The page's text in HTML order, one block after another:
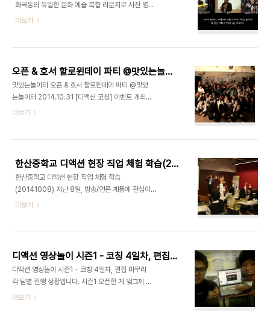
화곡동의 유일한 문화 예술 복합 라운지로 사진 영상
스튜디오, 강연, 파티, 다목적 공간대여가 가능한 곳
일한 문화예술복합라운지, 맛있는놀이터(디액션)사
진/영상 스튜디오ㅣ강연/세미나 ㅣ 파티/이벤트ㅣ기
타공간대여(문의) 070 8748 1031 /
www.deliciousaction.com
더보기
오픈 & 호서 할로윈데이 파티 @맛있는놀이터 2014.10.31
맛있는놀이터 오픈 & 호서 할로윈데이 파티 @맛있
는놀이터 2014.10.31 [디액션 코칭] 이벤트 개최
실습 대상 : 호서직업전문학교 경영학부 강사 : 최정
이터 (문의) 070 8748 1031
더보기
한산중학교 디액션 현장 직업 체험 학습(20141008)
한산중학교 디액션 현장 직업 체험 학습
(20141008) 지난 8일, 방송/언론 계통에 관심이
많은 한산중학교 학생 20명이 인솔 선생님과 함께
들어 보는 시간을 가졌습니다. 디액션 최정욱 대표님
소개 및 체험 학습 강의 모습 (아래) 디액션 이지현
코치님 소개 및 체험 학습 강의 모습 (아래) 1. 영상
기획하기 - 컨셉 잡기 "아이디어 구상중.." (아래) 2.
영상 제작하기 - 역할 분배(총감독, 연출, 촬영 감독,
더보기
디액션 영상놀이 시즌1 - 코칭 4일차, 편집 마무리
디액션 영상놀이 시즌1 - 코칭 4일차, 편집 마무리
각 팀별 진행 상황입니다. 시즌1 오픈한 게 엊그제 같
은데 벌써 마무리네요. 모두들 수고 많았습니다. ^^
더보기